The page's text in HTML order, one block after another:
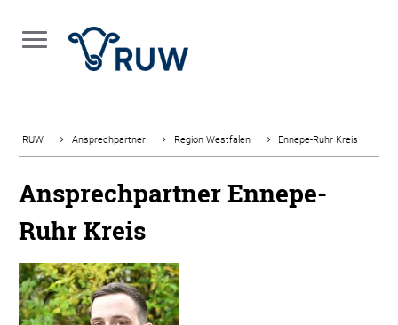
RUW Ansprechpartner Region Westfalen Ennepe-Ruhr Kreis
Ansprechpartner Ennepe-
Ruhr Kreis